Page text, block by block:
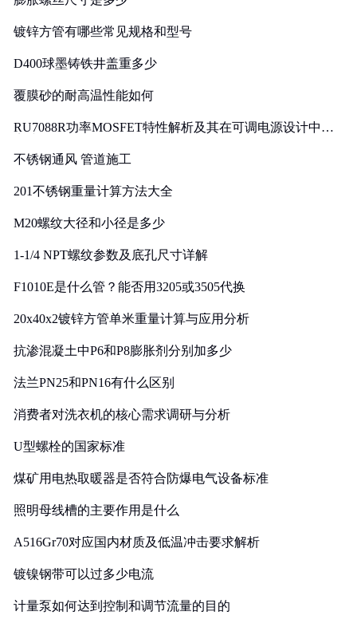
镀锌方管有哪些常见规格和型号
D400球墨铸铁井盖重多少
覆膜砂的耐高温性能如何
RU7088R功率MOSFET特性解析及其在可调电源设计中的
不锈钢通风 管道施工
201不锈钢重量计算方法大全
M20螺纹大径和小径是多少
1-1/4 NPT螺纹参数及底孔尺寸详解
F1010E是什么管？能否用3205或3505代换
20x40x2镀锌方管单米重量计算与应用分析
抗渗混凝土中P6和P8膨胀剂分别加多少
法兰PN25和PN16有什么区别
消费者对洗衣机的核心需求调研与分析
U型螺栓的国家标准
煤矿用电热取暖器是否符合防爆电气设备标准
照明母线槽的主要作用是什么
A516Gr70对应国内材质及低温冲击要求解析
镀镍钢带可以过多少电流
计量泵如何达到控制和调节流量的目的